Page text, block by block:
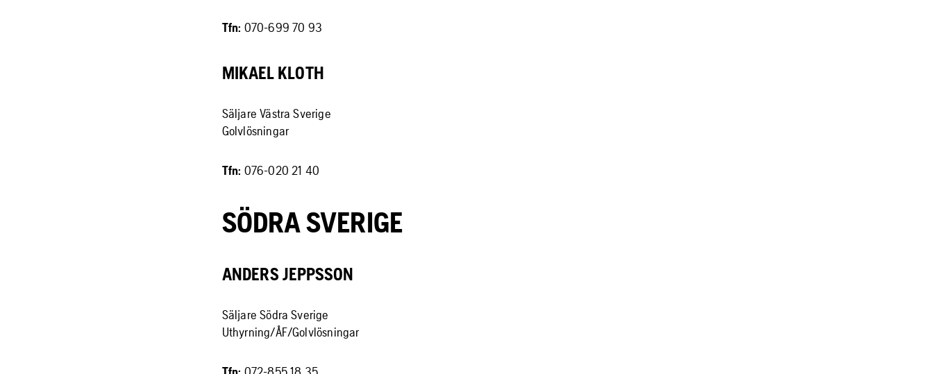
Tfn: 070-699 70 93
MIKAEL KLOTH
Säljare Västra Sverige
Golvlösningar
Tfn: 076-020 21 40
SÖDRA SVERIGE
ANDERS JEPPSSON
Säljare Södra Sverige
Uthyrning/ÅF/Golvlösningar